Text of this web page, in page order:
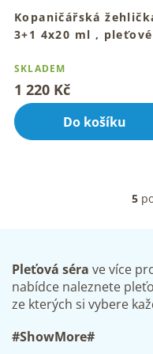
Kopaničářská
3+1 4x20 ml , pleťové
SKLADEM
1 220 Kč
Do košíku
5
Pleťová séra ve více
nabídce naleznete
ze kterých si vybere
#ShowMore#